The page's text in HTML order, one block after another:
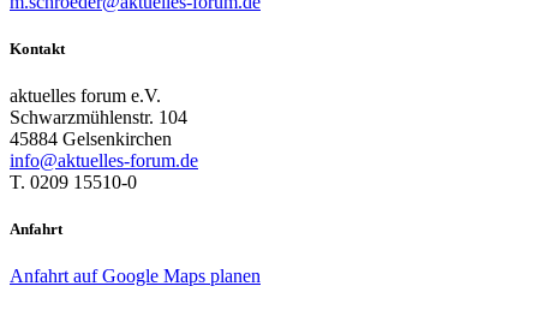
Kontakt
aktuelles forum e.V.
Schwarzmühlenstr. 104
45884 Gelsenkirchen
info@aktuelles-forum.de
T. 0209 15510-0
Anfahrt
Anfahrt auf Google Maps planen